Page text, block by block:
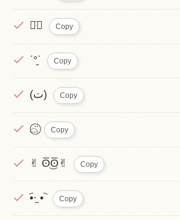
⌄̈⃝ Copy
ˊ°̮ˋ Copy
(ت) Copy
⌓̈⃝ Copy
✌︎ ʘ̅͜ʘ̅✌︎ Copy
•︠·̫ •︡ Copy